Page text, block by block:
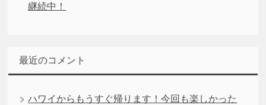
継続中！
最近のコメント
ハワイからもうすぐ帰ります！今回も楽しかった